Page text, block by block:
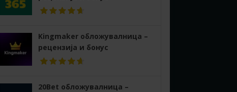
Kingmaker обложувалница –
рецензија и бонус
20Bet обложувалница –